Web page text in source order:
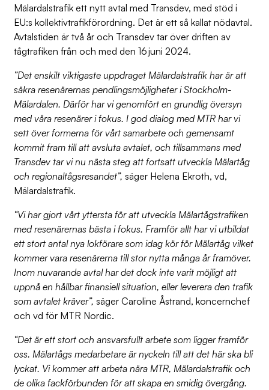
Mälardalstrafik ett nytt avtal med Transdev, med stöd i
EU:s kollektivtrafikförordning. Det är ett så kallat nödavtal.
Avtalstiden är två år och Transdev tar över driften av
tågtrafiken från och med den 16 juni 2024.
”Det enskilt viktigaste uppdraget Mälardalstrafik har är att
säkra resenärernas pendlingsmöjligheter i Stockholm-
Mälardalen. Därför har vi genomfört en grundlig översyn
med våra resenärer i fokus. I god dialog med MTR har vi
sett över formerna för vårt samarbete och gemensamt
kommit fram till att avsluta avtalet, och tillsammans med
Transdev tar vi nu nästa steg att fortsatt utveckla Mälartåg
och regionaltågsresandet”, säger Helena Ekroth, vd,
Mälardalstrafik.
“Vi har gjort vårt yttersta för att utveckla Mälartågstrafiken
med resenärernas bästa i fokus. Framför allt har vi utbildat
ett stort antal nya lokförare som idag kör för Mälartåg vilket
kommer vara resenärerna till stor nytta många år framöver.
Inom nuvarande avtal har det dock inte varit möjligt att
uppnå en hållbar finansiell situation, eller leverera den trafik
som avtalet kräver”, säger Caroline Åstrand, koncernchef
och vd för MTR Nordic.
“Det är ett stort och ansvarsfullt arbete som ligger framför
oss. Mälartågs medarbetare är nyckeln till att det här ska bli
lyckat. Vi kommer att arbeta nära MTR, Mälardalstrafik och
de olika fackförbunden för att skapa en smidig övergång.